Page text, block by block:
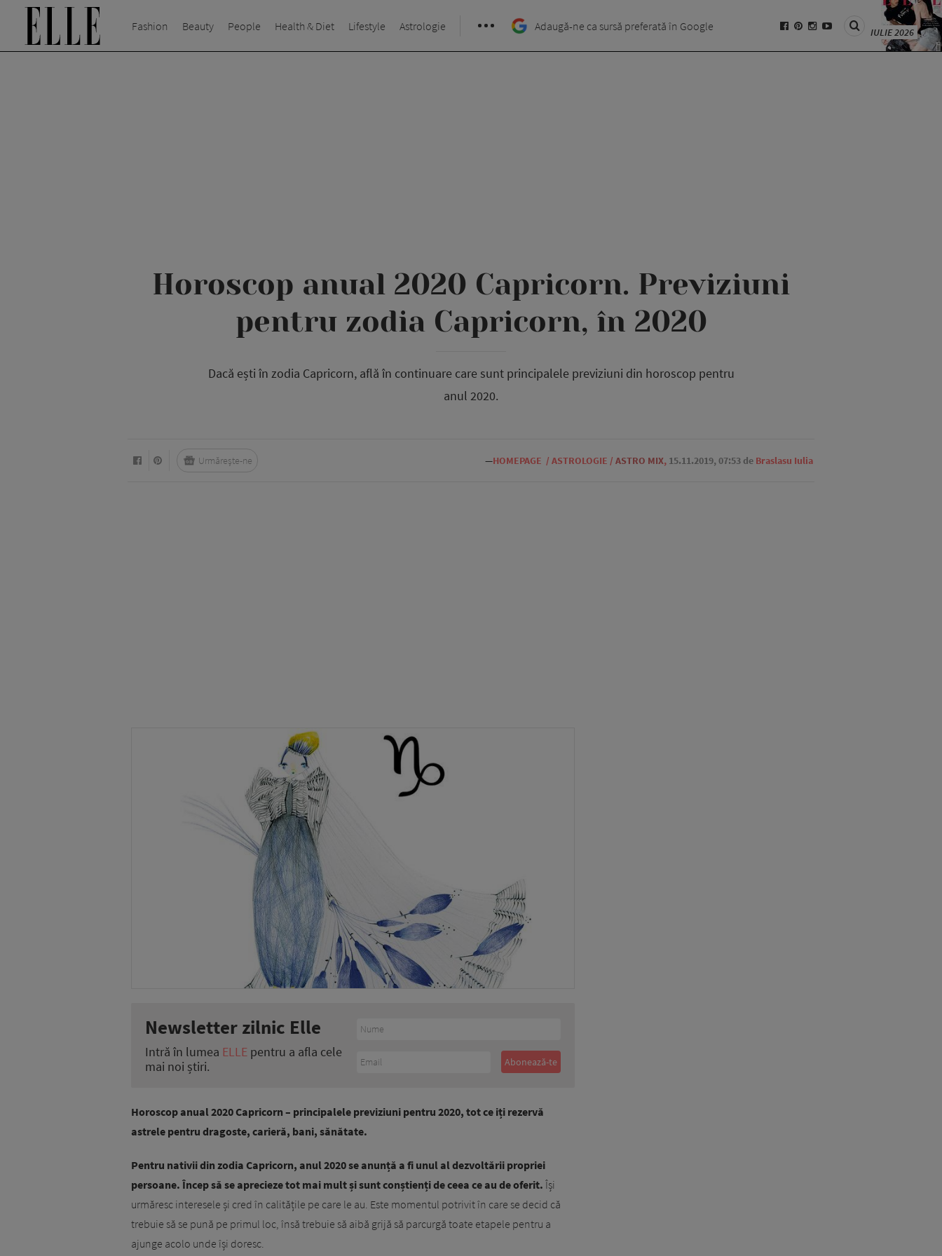
Fashion Beauty People Health & Diet Lifestyle Astrologie Adaugă-ne ca sursă preferată în Google IULIE 2026
Horoscop anual 2020 Capricorn. Previziuni
pentru zodia Capricorn, în 2020
Dacă ești în zodia Capricorn, află în continuare care sunt principalele previziuni din horoscop pentru
anul 2020.
—HOMEPAGE / ASTROLOGIE / ASTRO MIX, 15.11.2019, 07:53 de Braslasu Iulia
Urmărește-ne
Newsletter zilnic Elle
Intră în lumea ELLE pentru a afla cele
mai noi știri.
Horoscop anual 2020 Capricorn – principalele previziuni pentru 2020, tot ce iți rezervă
astrele pentru dragoste, carieră, bani, sănătate.
Pentru nativii din zodia Capricorn, anul 2020 se anunță a fi unul al dezvoltării propriei
persoane. Încep să se aprecieze tot mai mult și sunt conștienți de ceea ce au de oferit. Își
urmăresc interesele și cred în calitățile pe care le au. Este momentul potrivit în care se decid că
trebuie să se pună pe primul loc, însă trebuie să aibă grijă să parcurgă toate etapele pentru a
ajunge acolo unde își doresc.